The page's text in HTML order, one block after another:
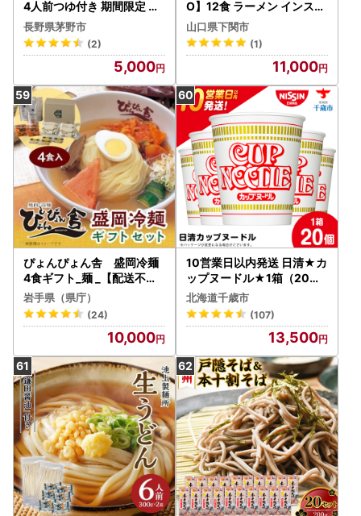
4人前つゆ付き 期間限定 国
産そば粉使用 常温 信州八ヶ
岳よりお届け【1654907】
長野県茅野市
(2)
5,000
O】12食 ラーメン インスタ
ント ラーメン JC
山口県下関市
(1)
11,000
ぴょんぴょん舎 盛岡冷麺
4食ギフト_麺 _【配送不可
地域：離島】【1156291】
岩手県（県庁）
(24)
10,000
10営業日以内発送 日清★カ
ップヌードル★1箱（20食
入）
北海道千歳市
(107)
13,500